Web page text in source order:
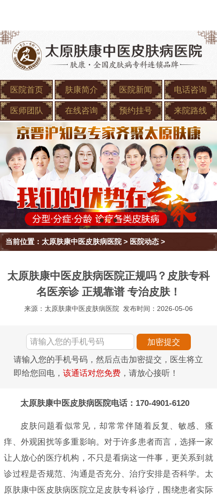
医院首页 肤康简介 医院新闻 电话咨询
医师团队 在线咨询 预约挂号 来院路线
当前位置： 太原肤康中医皮肤病医院> 医院动态 >
太原肤康中医皮肤病医院正规吗？皮肤专科
名医亲诊 正规靠谱 专治皮肤！
来源：太原肤康中医皮肤病医院 发布时间：2026-05-06
请输入您的手机号码，然后点击加密提交，医生将立
即给您回电， 该通话对您免费 ，请放心接听！
太原肤康中医皮肤病医院电话：170-4901-6120
皮肤问题看似常见，却常常伴随着反复、敏感、瘙
痒、外观困扰等多重影响。对于许多患者而言，选择一家
让人放心的医疗机构，不只是看病这一件事，更关系到就
诊过程是否规范、沟通是否充分、治疗安排是否科学。太
原肤康中医皮肤病医院立足皮肤专科诊疗，围绕患者实际